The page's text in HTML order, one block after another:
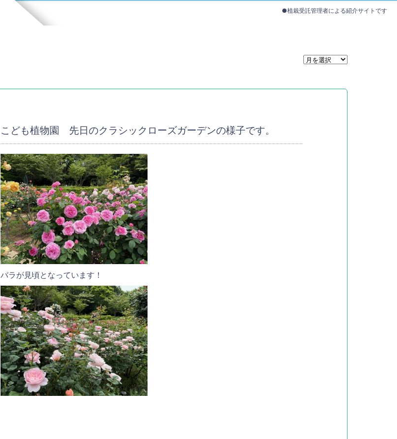
●植栽受託管理者による紹介サイトです
こども植物園 先日のクラシックローズガーデンの様子です。
バラが見頃となっています！